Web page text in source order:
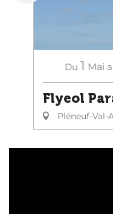
Du 1 Mai
Flyeol
Pléneuf-Val-